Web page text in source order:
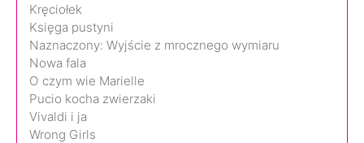
Kręciołek
Księga pustyni
Naznaczony: Wyjście z mrocznego wymiaru
Nowa fala
O czym wie Marielle
Pucio kocha zwierzaki
Vivaldi i ja
Wrong Girls